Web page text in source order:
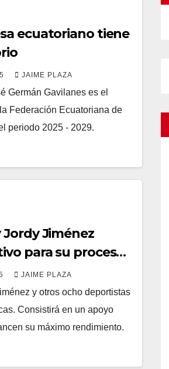
ecuatoriano tiene
JAIME PLAZA
Germán Gavilanes es el
Federación Ecuatoriana de
periodo 2025 - 2029.
Jordy Jiménez
para su proceso
JAIME PLAZA
y otros ocho deportistas
Consistirá en un apoyo
su máximo rendimiento.